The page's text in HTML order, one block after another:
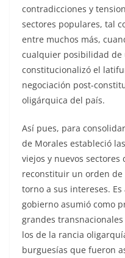
contradicciones y
sectores populares, tal
entre muchos más,
cualquier posibilidad de
constitucionalizó el
negociación post-
oligárquica del país.
Así pues, para
de Morales estableció
viejos y nuevos
reconstituir un orden
torno a sus intereses.
gobierno asumió como
grandes
los de la rancia
burguesías que fueron